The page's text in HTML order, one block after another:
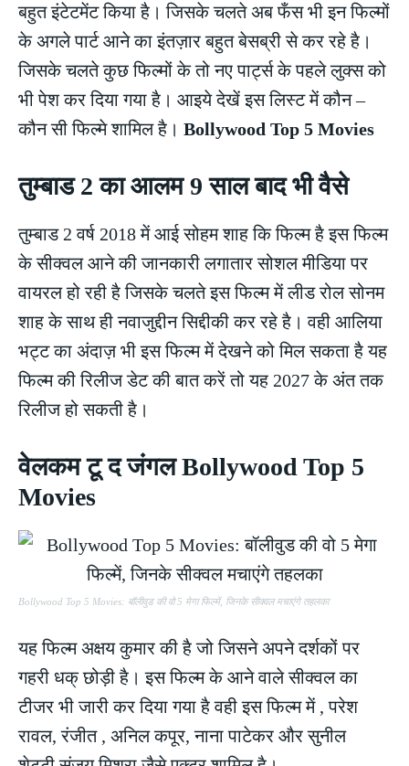
बहुत इंटेटमेंट किया है। जिसके चलते अब फँस भी इन फिल्मों
के अगले पार्ट आने का इंतज़ार बहुत बेसब्री से कर रहे है।
जिसके चलते कुछ फिल्मों के तो नए पार्ट्स के पहले लुक्स को
भी पेश कर दिया गया है। आइये देखें इस लिस्ट में कौन –
कौन सी फिल्मे शामिल है। Bollywood Top 5 Movies
तुम्बाड 2 का आलम 9 साल बाद भी वैसे
तुम्बाड 2 वर्ष 2018 में आई सोहम शाह कि फिल्म है इस फिल्म
के सीक्वल आने की जानकारी लगातार सोशल मीडिया पर
वायरल हो रही है जिसके चलते इस फिल्म में लीड रोल सोनम
शाह के साथ ही नवाजुद्दीन सिद्दीकी कर रहे है। वही आलिया
भट्ट का अंदाज़ भी इस फिल्म में देखने को मिल सकता है यह
फिल्म की रिलीज डेट की बात करें तो यह 2027 के अंत तक
रिलीज हो सकती है।
वेलकम टू द जंगल Bollywood Top 5
Movies
Bollywood Top 5 Movies: बॉलीवुड की वो 5 मेगा फिल्में, जिनके सीक्वल मचाएंगे तहलका
यह फिल्म अक्षय कुमार की है जो जिसने अपने दर्शकों पर
गहरी धक् छोड़ी है। इस फिल्म के आने वाले सीक्वल का
टीजर भी जारी कर दिया गया है वही इस फिल्म में , परेश
रावल, रंजीत , अनिल कपूर, नाना पाटेकर और सुनील